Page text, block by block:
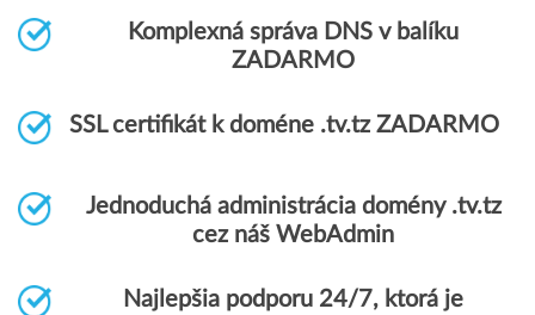
Komplexná správa DNS v balíku
ZADARMO
SSL certifikát k doméne .tv.tz ZADARMO
Jednoduchá administrácia domény .tv.tz
cez náš WebAdmin
Najlepšia podporu 24/7, ktorá je